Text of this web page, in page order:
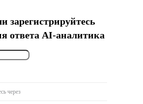
зарегистрируйтесь
ответа AI-аналитика
через